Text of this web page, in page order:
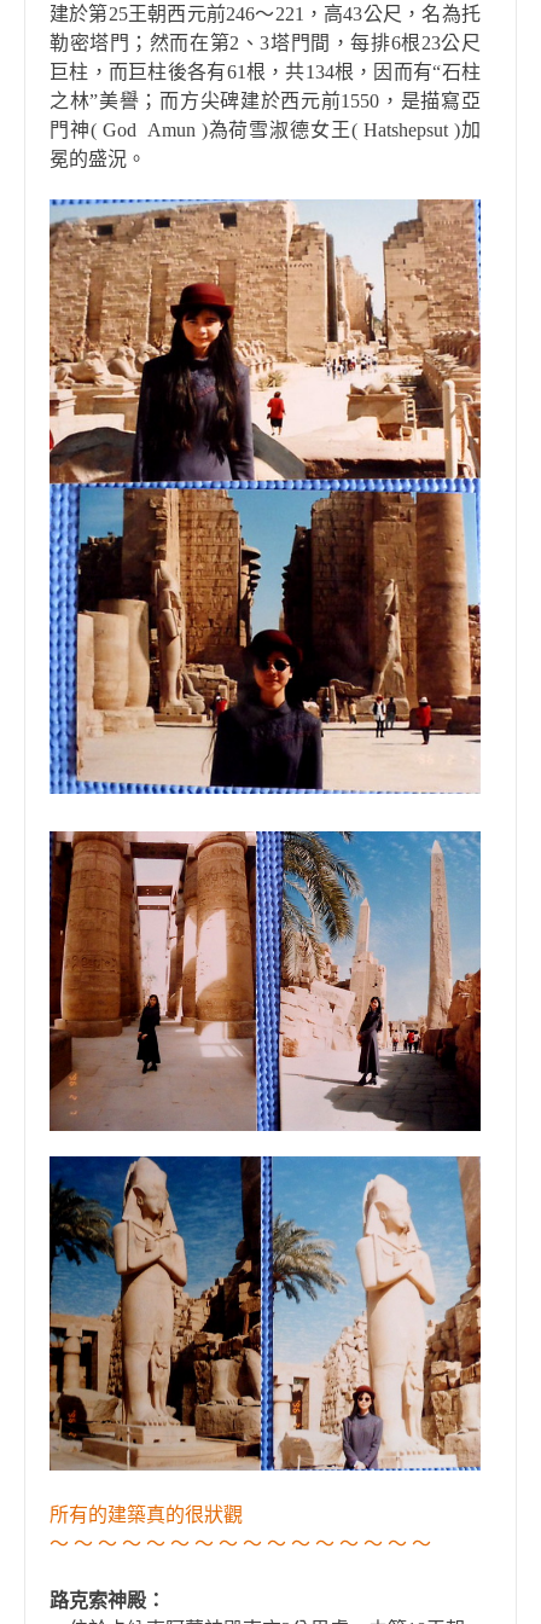
建於第25王朝西元前246～221 ，高43公尺，名為托
勒密塔門；然而在第2 、3塔門間，每排6根23公尺
巨柱，而巨柱後各有61根，共134根，因而有“石柱
之林”美譽；而方尖碑建於西元前1550 ，是描寫亞
門神( God Amun )為荷雪淑德女王( Hatshepsut )加
冕的盛況。
所有的建築真的很狀觀
～ ～ ～ ～ ～ ～ ～ ～ ～ ～ ～ ～ ～ ～ ～ ～
路克索神殿：